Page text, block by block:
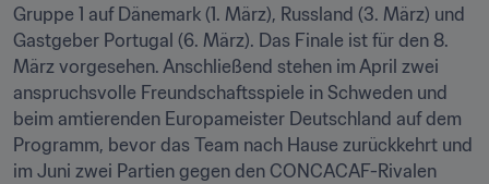
Gruppe 1 auf Dänemark (1. März), Russland (3. März) und
Gastgeber Portugal (6. März). Das Finale ist für den 8.
März vorgesehen. Anschließend stehen im April zwei
anspruchsvolle Freundschaftsspiele in Schweden und
beim amtierenden Europameister Deutschland auf dem
Programm, bevor das Team nach Hause zurückkehrt und
im Juni zwei Partien gegen den CONCACAF-Rivalen